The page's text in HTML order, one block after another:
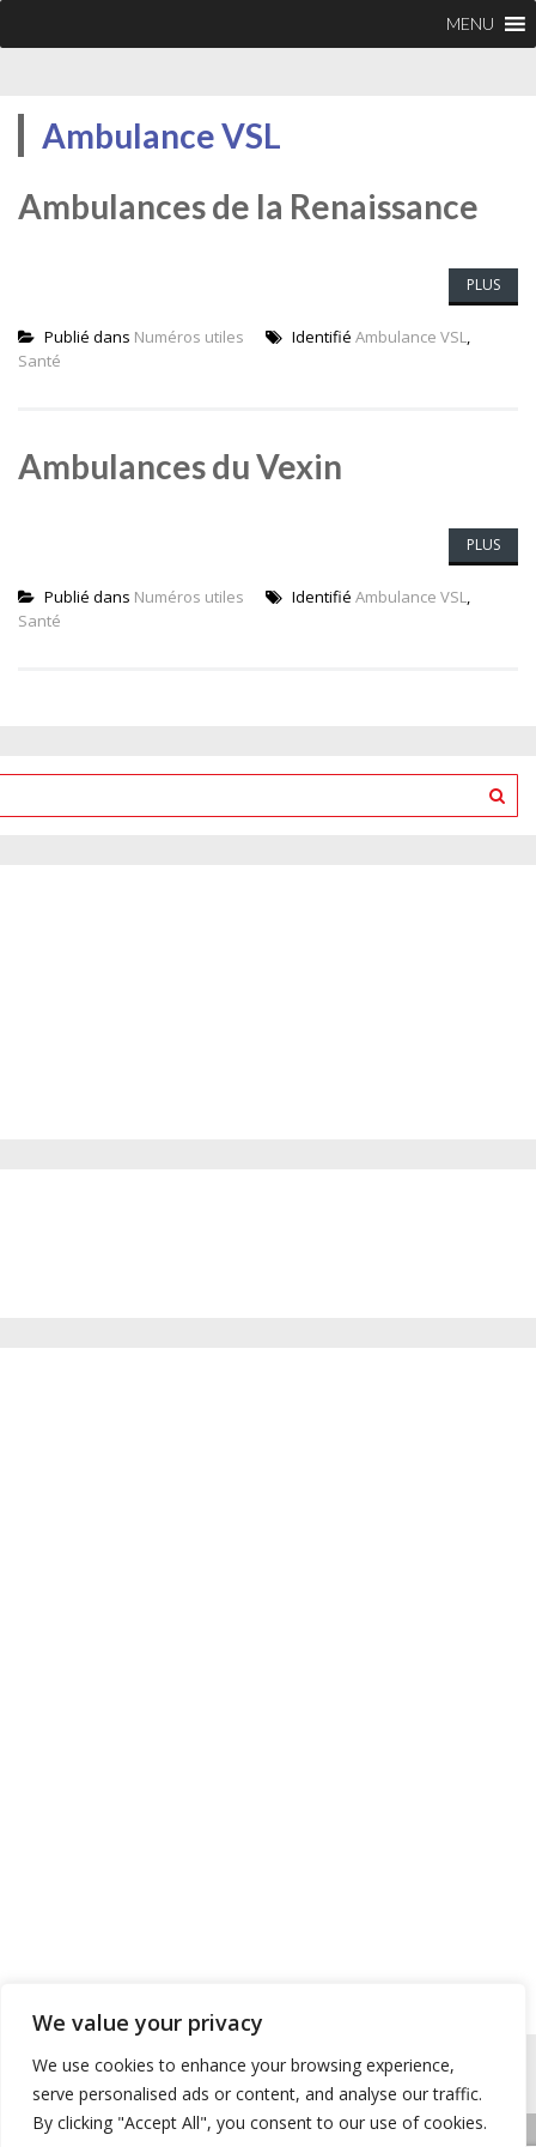
We value your privacy
We use cookies to enhance your browsing experience,
serve personalised ads or content, and analyse our traffic.
By clicking "Accept All", you consent to our use of cookies.
MENU
Ambulance VSL
Ambulances de la Renaissance
PLUS
Publié dans Numéros utiles Identifié Ambulance VSL,
Santé
Ambulances du Vexin
PLUS
Publié dans Numéros utiles Identifié Ambulance VSL,
Santé